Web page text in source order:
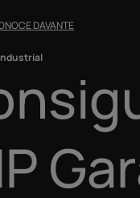
DAVANTE